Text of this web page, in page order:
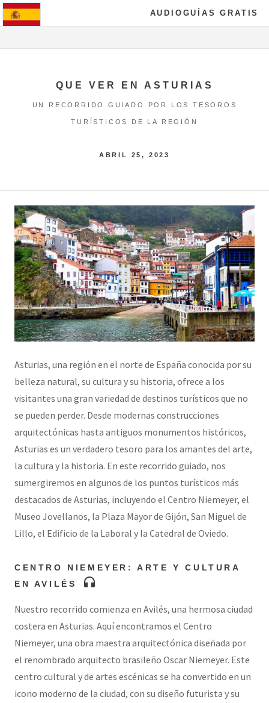
AUDIOGUÍAS GRATIS
QUE VER EN ASTURIAS
UN RECORRIDO GUIADO POR LOS TESOROS
TURÍSTICOS DE LA REGIÓN
ABRIL 25, 2023
Asturias, una región en el norte de España conocida por su
belleza natural, su cultura y su historia, ofrece a los
visitantes una gran variedad de destinos turísticos que no
se pueden perder. Desde modernas construcciones
arquitectónicas hasta antiguos monumentos históricos,
Asturias es un verdadero tesoro para los amantes del arte,
la cultura y la historia. En este recorrido guiado, nos
sumergiremos en algunos de los puntos turísticos más
destacados de Asturias, incluyendo el Centro Niemeyer, el
Museo Jovellanos, la Plaza Mayor de Gijón, San Miguel de
Lillo, el Edificio de la Laboral y la Catedral de Oviedo.
CENTRO NIEMEYER: ARTE Y CULTURA
EN AVILÉS
headphones
Nuestro recorrido comienza en Avilés, una hermosa ciudad
costera en Asturias. Aquí encontramos el Centro
Niemeyer, una obra maestra arquitectónica diseñada por
el renombrado arquitecto brasileño Oscar Niemeyer. Este
centro cultural y de artes escénicas se ha convertido en un
icono moderno de la ciudad, con su diseño futurista y su